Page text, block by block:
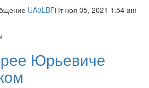
UA0LBFПт ноя 05, 2021 1:54 am
Юрьевиче